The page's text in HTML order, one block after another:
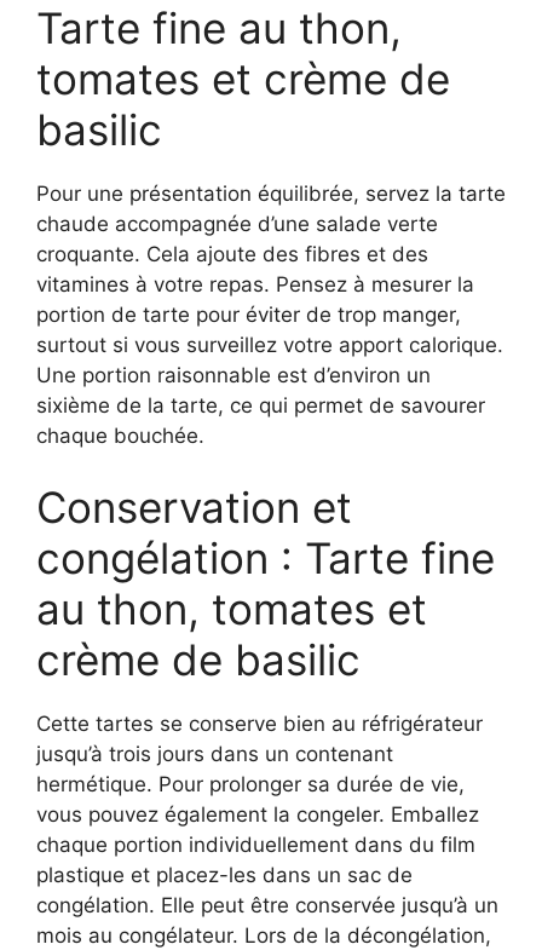
Tarte fine au thon,
tomates et crème de
basilic
Pour une présentation équilibrée, servez la tarte
chaude accompagnée d’une salade verte
croquante. Cela ajoute des fibres et des
vitamines à votre repas. Pensez à mesurer la
portion de tarte pour éviter de trop manger,
surtout si vous surveillez votre apport calorique.
Une portion raisonnable est d’environ un
sixième de la tarte, ce qui permet de savourer
chaque bouchée.
Conservation et
congélation : Tarte fine
au thon, tomates et
crème de basilic
Cette tartes se conserve bien au réfrigérateur
jusqu’à trois jours dans un contenant
hermétique. Pour prolonger sa durée de vie,
vous pouvez également la congeler. Emballez
chaque portion individuellement dans du film
plastique et placez-les dans un sac de
congélation. Elle peut être conservée jusqu’à un
mois au congélateur. Lors de la décongélation,